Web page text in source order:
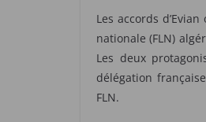
Les accords
nationale (FLN)
Les deux
délégation
FLN.